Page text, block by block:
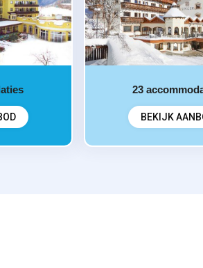
23
BEKIJK